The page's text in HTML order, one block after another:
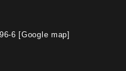
6 [Google map]